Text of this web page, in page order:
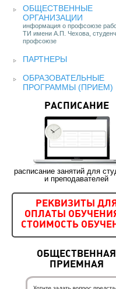
ОБЩЕСТВЕННЫЕ
ОРГАНИЗАЦИИ
информация о профсоюзе
ТИ имени А.П. Чехова,
профсоюзе
ПАРТНЕРЫ
ОБРАЗОВАТЕЛЬНЫЕ
ПРОГРАММЫ (ПРИЕМ)
РАСПИСАНИЕ
расписание занятий для
и преподавателей
РЕКВИЗИТЫ ДЛЯ
ОПЛАТЫ
СТОИМОСТЬ
ОБЩЕСТВЕННАЯ
ПРИЕМНАЯ